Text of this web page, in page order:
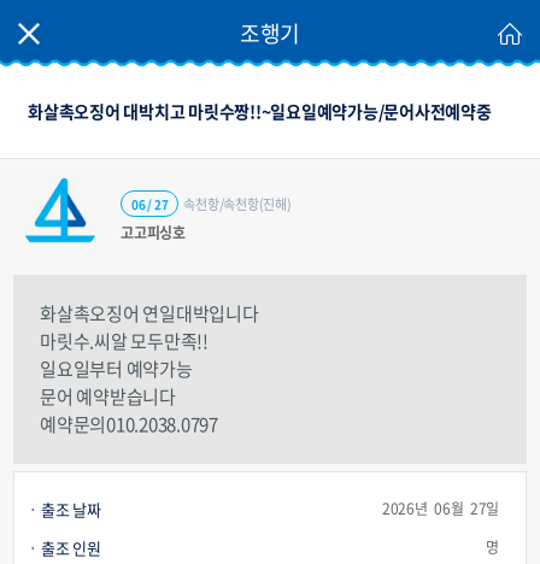
조행기
화살촉오징어 대박치고 마릿수짱!!~일요일예약가능/문어사전예약중
고고피싱호
속천항/속천항(진해)
06 / 27
화살촉오징어 연일대박입니다
마릿수.씨알 모두만족!!
일요일부터 예약가능
문어 예약받습니다
예약문의010.2038.0797
출조 날짜 2026년 06월 27일
출조 인원 명